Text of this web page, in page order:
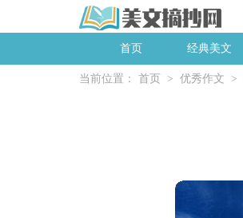
首页 经典美文
当前位置： 首页 > 优秀作文 >